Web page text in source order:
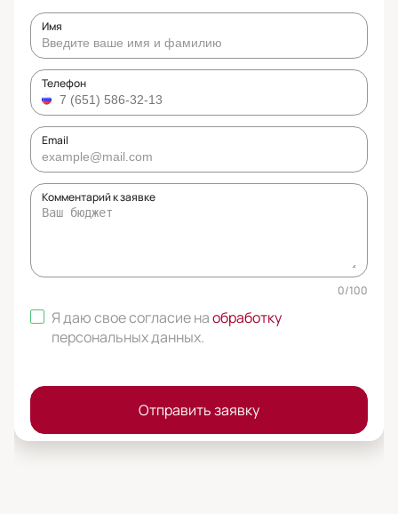
Имя
Телефон
Email
Комментарий к заявке
0/100
Я даю свое согласие наобработку
персональных данных.
Отправить заявку